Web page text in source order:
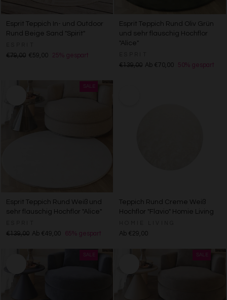
Esprit Teppich In- und Outdoor
Rund Beige Sand "Spirit"
€79,00 €59,00 25% gespart
Esprit Teppich Rund Oliv Grün
und sehr flauschig Hochflor
"Alice"
€139,00 Ab €70,00 50% gespart
Esprit Teppich Rund Weiß und
sehr flauschig Hochflor "Alice"
€139,00 Ab €49,00 65% gespart
Teppich Rund Creme Weiß
Hochflor "Flavio" Homie Living
Ab €29,00